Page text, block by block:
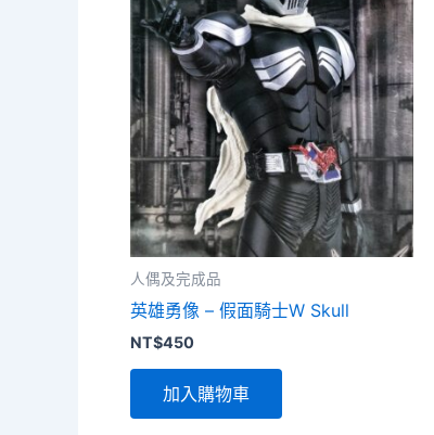
人偶及完成品
英雄勇像 – 假面騎士W Skull
NT$450
加入購物車